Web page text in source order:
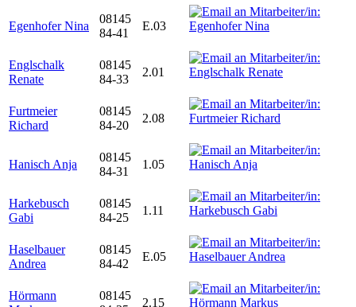
Egenhofer Nina
08145
84-41
E.03
Englschalk
Renate
08145
84-33
2.01
Furtmeier
Richard
08145
84-20
2.08
Hanisch Anja
08145
84-31
1.05
Harkebusch
Gabi
08145
84-25
1.11
Haselbauer
Andrea
08145
84-42
E.05
Hörmann
08145
2.15